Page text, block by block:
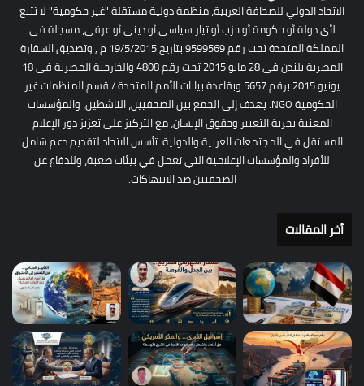
الاتحاد الدولي للصحافة العربية، منظمة دولية مستقلة "غير حكومية" لا تتبع
لأي دولة أو حكومة أو حزب أو تيار سياسي أو ديني أو عرقي، مسجلة في
المملكة المتحدة تحت رقم 9599569 بتاريخ 19/5/2015 م , وتصديق السفارة
المصرية بلندن فى 28 مايو 2015 تحت رقم 4808 والخارجية المصرية فى 18
يونيو 2015 برقم 5657 وبقاعدة بيانات الأمم المتحدة / قسم المنظمات غير
الحكومية NGO. يهدف إلى الجمع بين الصحفيين، الناشطين، والمؤسسات
المعنية بحرية التعبير وحقوق الإنسان، مع التركيز على تعزيز دور الإعلام
المستقل في المجتمعات العربية والدولية. تأسس الاتحاد لتقديم دعم شامل
للأفراد والمؤسسات الإعلامية التي تعمل في بيئات صعبة، وللدفاع عن
الصحفيين ضد الانتهاكات.
أخر المقالات